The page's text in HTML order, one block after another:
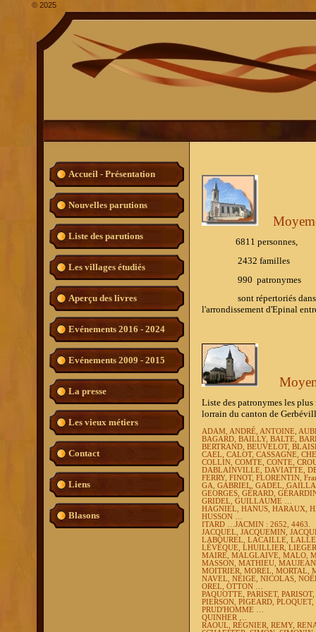
Accueil - Présentation
Nouvelles parutions
Liste des parutions
Les villages étudiés
Aperçu des livres
Evénements 2016 - 2024
Evénements 2009 - 2015
La presse
Les vieux métiers
Contact
Liens
Blasons
6811 personnes,
2432 familles
990 patronymes
sont répertoriés dans
l'arrondissement d'Epinal
Liste des patronymes les
lorrain du canton de
ADAM, ANDRÉ, ANTOINE,
BAGARD, BAILLY, BALTE,
BERTRAND, BEUVELOT,
CAEL, CALOT, CASSAGNE,
COLLIN, COMTE, CONTE,
DABLAINVILLE, DAVIATTE,
FERRY, FINOT, FLORENTIN,
GA, GABRIEL, GADEL,
GEORGES, GÉRARD,
GRIDEL, GUILLAUME …
HAGNIEL, HANUS, HARAUX,
HUSSON …
ITARD …JACMIN : 2652, 4463.
JACQUEL, JACQUEMIN,
LABOUREL, LACAILLE,
LÉVÊQUE, LHUILLIER,
MAIRE, MALGLAIVE, MALO,
MASSON, MATHIEU,
MOITRIER, MOREL, MORTAL,
NAVEL, NEIGE, NICOLAS,
OREL, OTTON …
PAQUOTTE, PARISET,
PIERSON, PIGEARD,
PRUD'HOMME …
QUINHER …
RAOUL, RÉGNIER, REMY,
© 2025